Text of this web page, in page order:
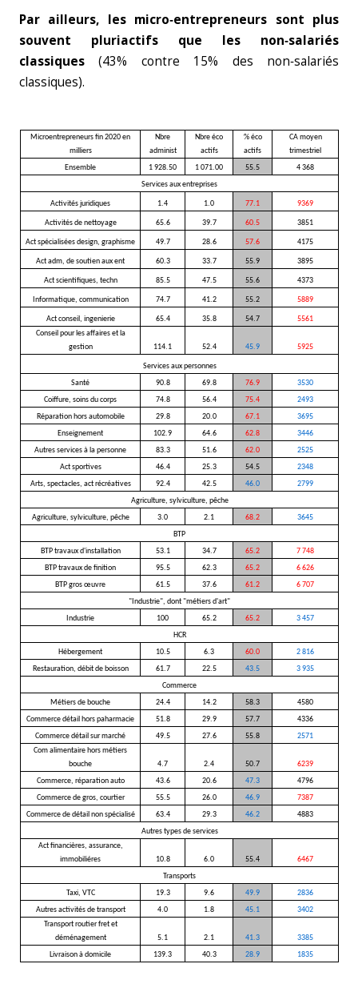
Par ailleurs, les micro‑entrepreneurs sont plus
souvent pluriactifs que les non‑salariés
classiques (43% contre 15% des non‑salariés
classiques).
Microentrepreneurs fin 2020 en
milliers
Nbre
administ
Nbre éco
actifs
% éco
actifs
CA moyen
trimestriel
Ensemble
1 928.50 1 071.00 55.5
4 368
Services aux entreprises
Activités juridiques 1.4 1.0 77.1 9369
Activités de nettoyage 65.6 39.7 60.5 3851
Act spécialisées design, graphisme 49.7 28.6 57.6 4175
Act adm, de soutien aux ent 60.3 33.7 55.9 3895
Act scientifiques, techn 85.5 47.5 55.6 4373
Informatique, communication 74.7 41.2 55.2 5889
Act conseil, ingenierie 65.4 35.8 54.7
5561
Conseil pour les affaires et la
gestion
114.1 52.4 45.9 5925
Services aux personnes
Santé
90.8 69.8 76.9
3530
Coiffure, soins du corps
74.8 56.4 75.4
2493
Réparation hors automobile
29.8 20.0 67.1
3695
Enseignement
102.9 64.6 62.8
3446
Autres services à la personne
83.3 51.6 62.0
2525
Act sportives
46.4 25.3 54.5
2348
Arts, spectacles, act récréatives
92.4 42.5 46.0
2799
Agriculture, sylviculture, pêche
Agriculture, sylviculture, pêche
3.0 2.1 68.2
3645
BTP
BTP travaux d'installation
53.1 34.7 65.2
7 748
BTP travaux de finition
95.5 62.3 65.2
6 626
BTP gros œuvre
61.5 37.6 61.2
6 707
"Industrie", dont "métiers d'art"
Industrie
100 65.2 65.2
3 457
HCR
Hébergement
10.5 6.3 60.0
2 816
Restauration, débit de boisson
61.7 22.5 43.5
3 935
Commerce
Métiers de bouche
24.4 14.2 58.3
4580
Commerce détail hors paharmacie
51.8 29.9 57.7
4336
Commerce détail sur marché
49.5 27.6 55.8
2571
Com alimentaire hors métiers
bouche
4.7 2.4 50.7
6239
Commerce, réparation auto
43.6 20.6 47.3
4796
Commerce de gros, courtier
55.5 26.0 46.9
7387
Commerce de détail non spécialisé
63.4 29.3 46.2
4883
Autres types de services
Act financières, assurance,
immobiliéres
10.8 6.0 55.4
6467
Transports
Taxi, VTC
19.3 9.6 49.9
2836
Autres activités de transport
4.0 1.8 45.1
3402
Transport routier fret et
déménagement
5.1 2.1 41.3
3385
Livraison à domicile
139.3 40.3 28.9 1835